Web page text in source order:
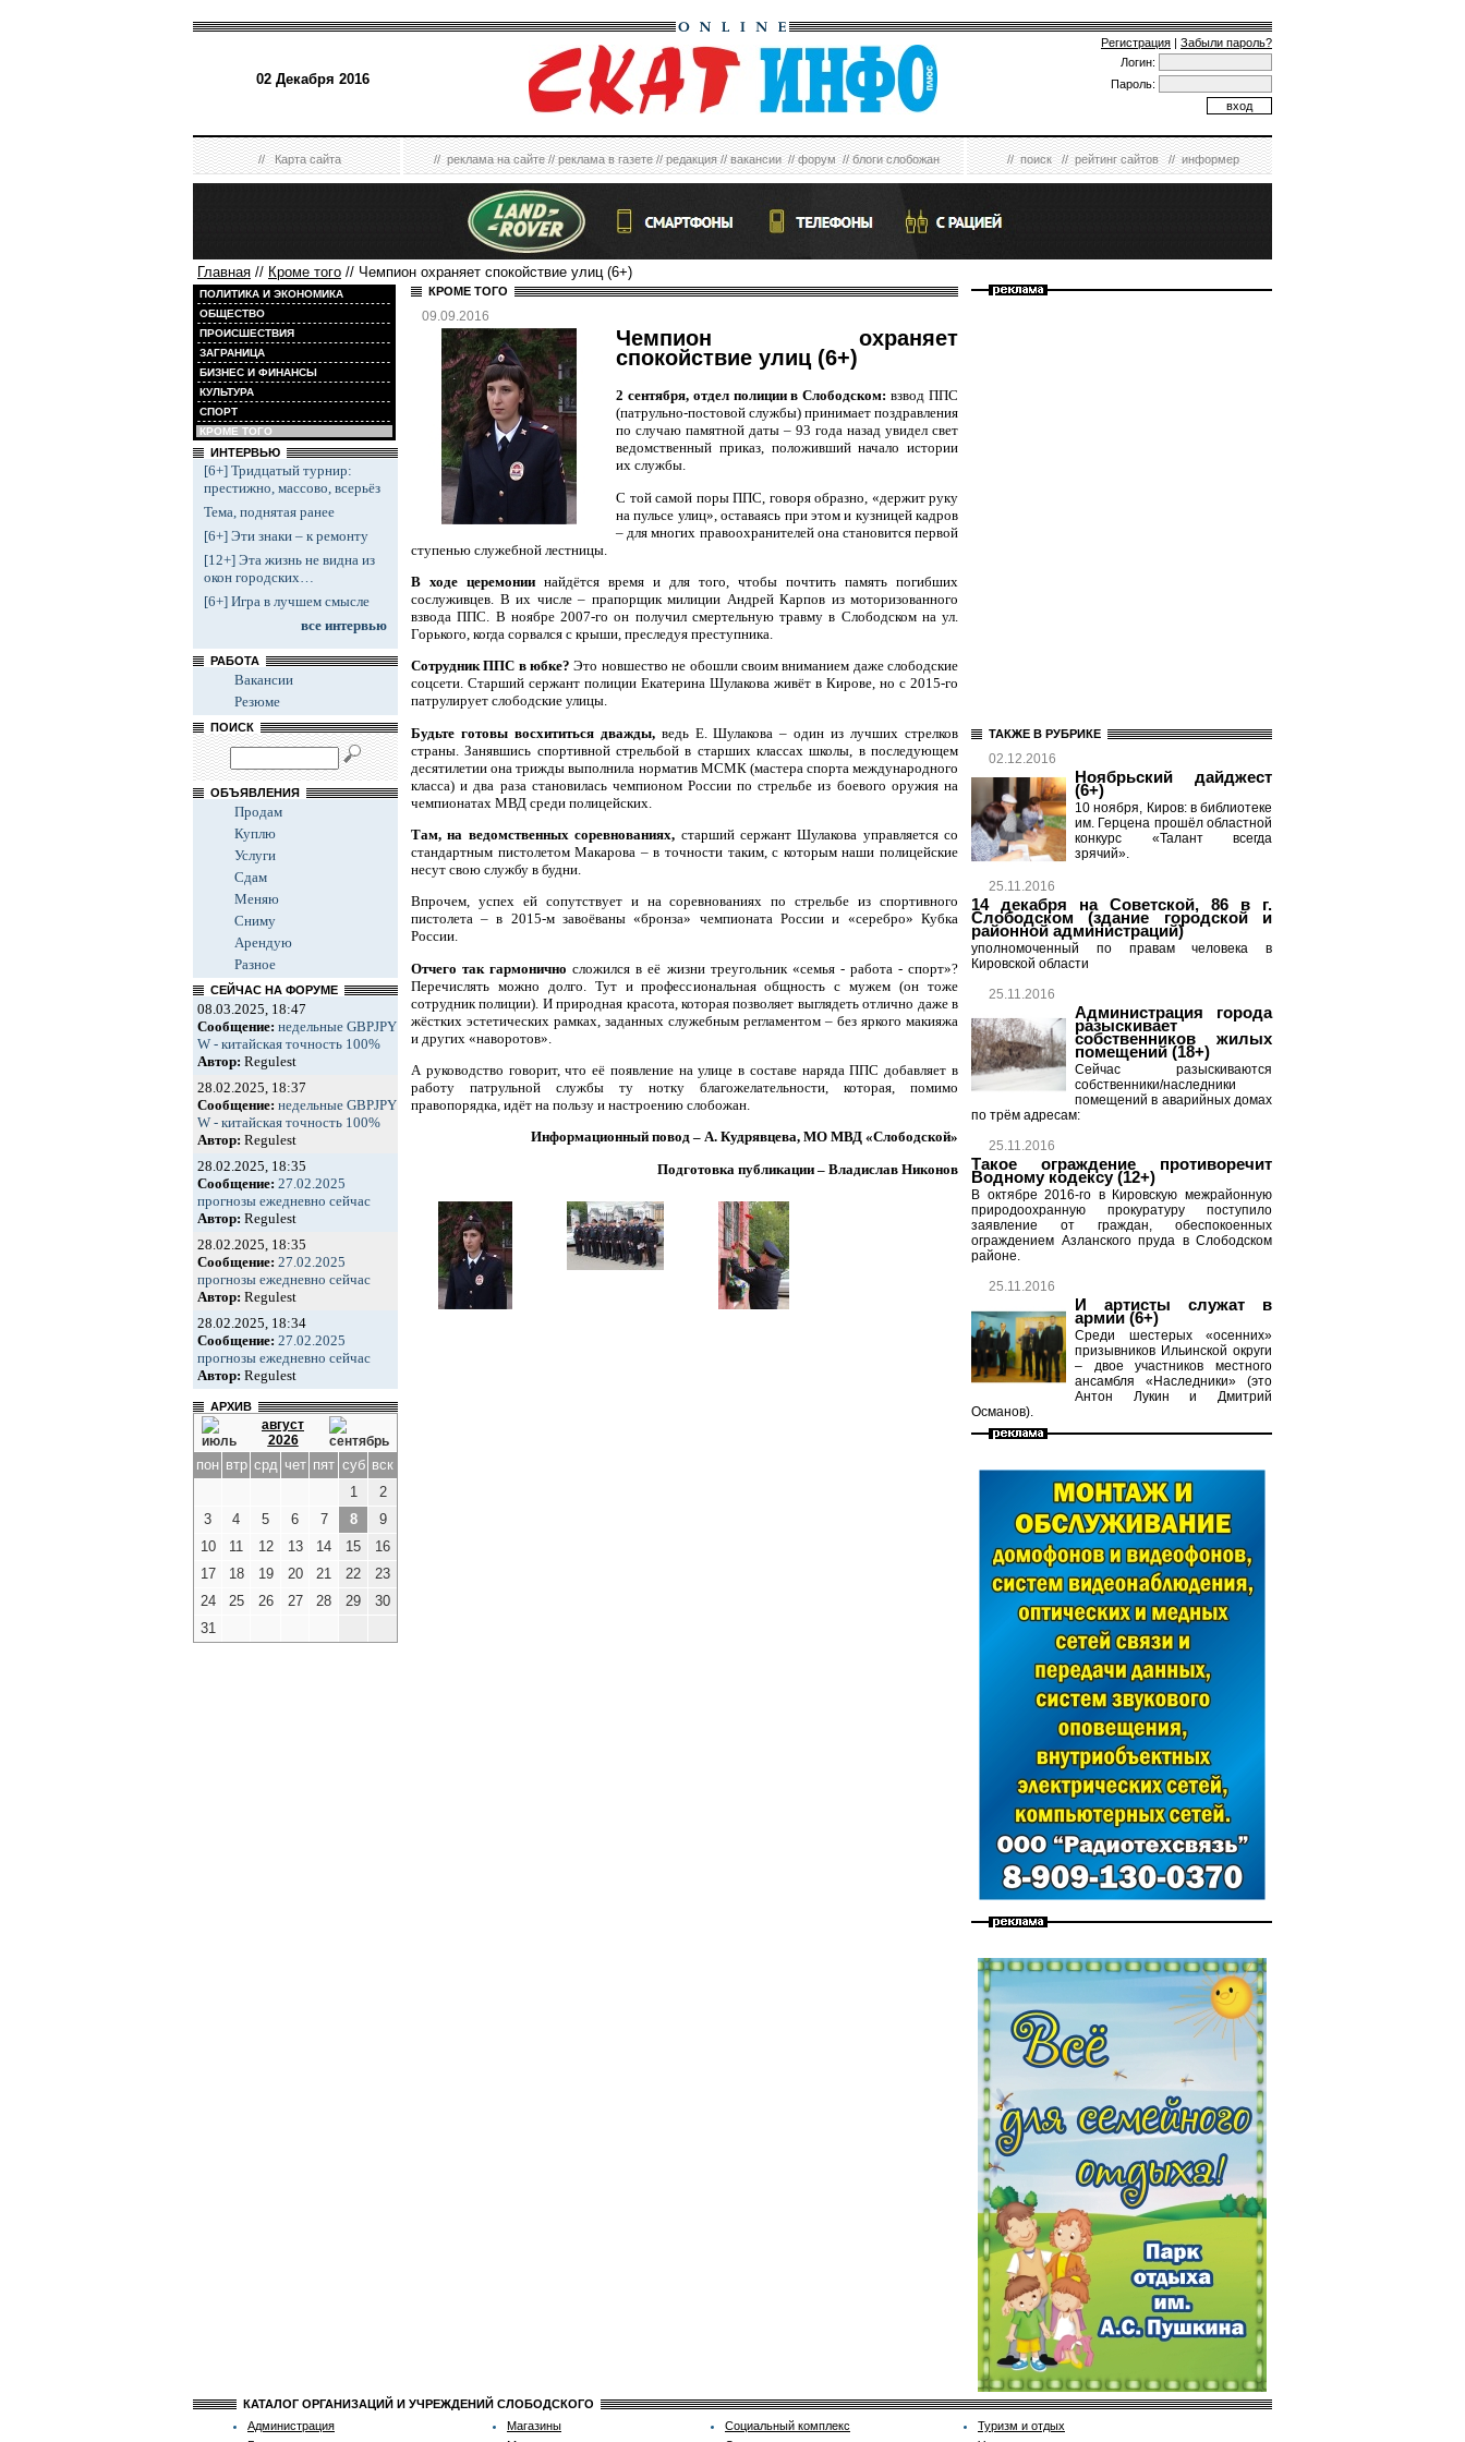
02 Декабря 2016
Регистрация | Забыли пароль?
Логин:
Пароль:
//Карта сайта //реклама на сайте//реклама в газете//редакция//вакансии//форум//блоги слобожан //поиск//рейтинг сайтов//информер
Главная // Кроме того // Чемпион охраняет спокойствие улиц (6+)
ПОЛИТИКА И ЭКОНОМИКА
ОБЩЕСТВО
ПРОИСШЕСТВИЯ
ЗАГРАНИЦА
БИЗНЕС И ФИНАНСЫ
КУЛЬТУРА
СПОРТ
КРОМЕ ТОГО
ИНТЕРВЬЮ
[6+] Тридцатый турнир:
престижно, массово, всерьёз
Тема, поднятая ранее
[6+] Эти знаки – к ремонту
[12+] Эта жизнь не видна из
окон городских…
[6+] Игра в лучшем смысле
все интервью
РАБОТА
Вакансии
Резюме
ПОИСК
ОБЪЯВЛЕНИЯ
Продам
Куплю
Услуги
Сдам
Меняю
Сниму
Арендую
Разное
СЕЙЧАС НА ФОРУМЕ
08.03.2025, 18:47
Сообщение: недельные GBPJPY
W - китайская точность 100%
Автор: Regulest
28.02.2025, 18:37
Сообщение: недельные GBPJPY
W - китайская точность 100%
Автор: Regulest
28.02.2025, 18:35
Сообщение: 27.02.2025
прогнозы ежедневно сейчас
Автор: Regulest
28.02.2025, 18:35
Сообщение: 27.02.2025
прогнозы ежедневно сейчас
Автор: Regulest
28.02.2025, 18:34
Сообщение: 27.02.2025
прогнозы ежедневно сейчас
Автор: Regulest
АРХИВ
август
2026
пон втр срд чет пят суб вск
1
2
3
4 5 6 7 8
9
10
11 12 13 14 15
16
17
18 19 20 21 22
23
24
25 26 27 28 29
30
31
КРОМЕ ТОГО
09.09.2016
Чемпион охраняет
спокойствие улиц (6+)
2 сентября, отдел полиции в Слободском: взвод ППС
(патрульно-постовой службы) принимает поздравления
по случаю памятной даты – 93 года назад увидел свет
ведомственный приказ, положивший начало истории
их службы.
С той самой поры ППС, говоря образно, «держит руку
на пульсе улиц», оставаясь при этом и кузницей кадров
– для многих правоохранителей она становится первой
ступенью служебной лестницы.
В ходе церемонии найдётся время и для того, чтобы почтить память погибших
сослуживцев. В их числе – прапорщик милиции Андрей Карпов из моторизованного
взвода ППС. В ноябре 2007-го он получил смертельную травму в Слободском на ул.
Горького, когда сорвался с крыши, преследуя преступника.
Сотрудник ППС в юбке? Это новшество не обошли своим вниманием даже слободские
соцсети. Старший сержант полиции Екатерина Шулакова живёт в Кирове, но с 2015-го
патрулирует слободские улицы.
Будьте готовы восхититься дважды,ведь Е. Шулакова – один из лучших стрелков
страны. Занявшись спортивной стрельбой в старших классах школы, в последующем
десятилетии она трижды выполнила норматив МСМК (мастера спорта международного
класса) и два раза становилась чемпионом России по стрельбе из боевого оружия на
чемпионатах МВД среди полицейских.
Там, на ведомственных соревнованиях, старший сержант Шулакова управляется со
стандартным пистолетом Макарова – в точности таким, с которым наши полицейские
несут свою службу в будни.
Впрочем, успех ей сопутствует и на соревнованиях по стрельбе из спортивного
пистолета – в 2015-м завоёваны «бронза» чемпионата России и «серебро» Кубка
России.
Отчего так гармонично сложился в её жизни треугольник «семья - работа - спорт»?
Перечислять можно долго. Тут и профессиональная общность с мужем (он тоже
сотрудник полиции). И природная красота, которая позволяет выглядеть отлично даже в
жёстких эстетических рамках, заданных служебным регламентом – без яркого макияжа
и других «наворотов».
А руководство говорит, что её появление на улице в составе наряда ППС добавляет в
работу патрульной службы ту нотку благожелательности, которая, помимо
правопорядка, идёт на пользу и настроению слобожан.
Информационный повод – А. Кудрявцева, МО МВД «Слободской»
Подготовка публикации – Владислав Никонов
ТАКЖЕ В РУБРИКЕ
02.12.2016
Ноябрьский дайджест
(6+)
10 ноября, Киров: в библиотеке
им. Герцена прошёл областной
конкурс «Талант всегда
зрячий».
25.11.2016
14 декабря на Советской, 86 в г.
Слободском (здание городской и
районной администраций)
уполномоченный по правам человека в
Кировской области
25.11.2016
Администрация города
разыскивает
собственников жилых
помещений (18+)
Сейчас разыскиваются
собственники/наследники
помещений в аварийных домах
по трём адресам:
25.11.2016
Такое ограждение противоречит
Водному кодексу (12+)
В октябре 2016-го в Кировскую межрайонную
природоохранную прокуратуру поступило
заявление от граждан, обеспокоенных
ограждением Азланского пруда в Слободском
районе.
25.11.2016
И артисты служат в
армии (6+)
Среди шестерых «осенних»
призывников Ильинской округи
– двое участников местного
ансамбля «Наследники» (это
Антон Лукин и Дмитрий
Османов).
КАТАЛОГ ОРГАНИЗАЦИЙ И УЧРЕЖДЕНИЙ СЛОБОДСКОГО
Администрация
Магазины
Социальный комплекс
Туризм и отдых